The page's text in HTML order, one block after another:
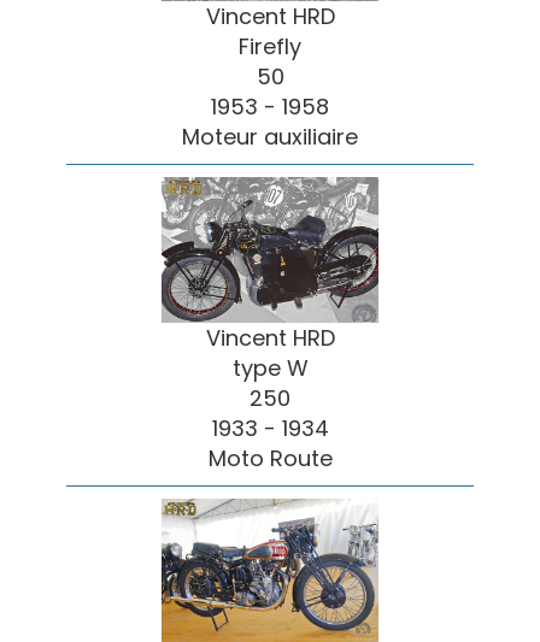
Vincent HRD
Firefly
50
1953 - 1958
Moteur auxiliaire
Vincent HRD
type W
250
1933 - 1934
Moto Route